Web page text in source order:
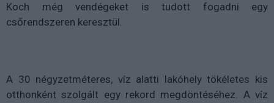
Koch még vendégeket is tudott fogadni egy
csőrendszeren keresztül.
A 30 négyzetméteres, víz alatti lakóhely tökéletes kis
otthonként szolgált egy rekord megdöntéséhez. A víz